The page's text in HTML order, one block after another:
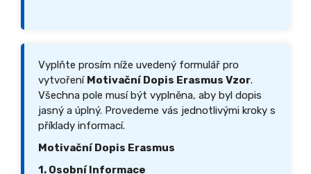
Vyplňte prosím níže uvedený formulář pro
vytvoření Motivační Dopis Erasmus Vzor.
Všechna pole musí být vyplněna, aby byl dopis
jasný a úplný. Provedeme vás jednotlivými kroky s
příklady informací.
Motivační Dopis Erasmus
1. Osobní Informace